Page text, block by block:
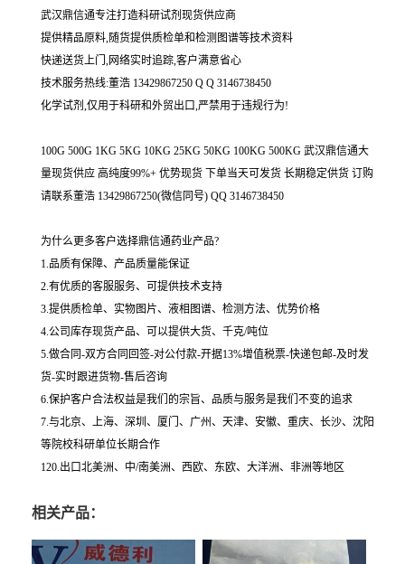
武汉鼎信通专注打造科研试剂现货供应商
提供精品原料,随货提供质检单和检测图谱等技术资料
快递送货上门,网络实时追踪,客户满意省心
技术服务热线:董浩 13429867250 Q Q 3146738450
化学试剂,仅用于科研和外贸出口,严禁用于违规行为!
100G 500G 1KG 5KG 10KG 25KG 50KG 100KG 500KG 武汉鼎信通大
量现货供应 高纯度99%+ 优势现货 下单当天可发货 长期稳定供货 订购
请联系董浩 13429867250(微信同号) QQ 3146738450
为什么更多客户选择鼎信通药业产品?
1.品质有保障、产品质量能保证
2.有优质的客服服务、可提供技术支持
3.提供质检单、实物图片、液相图谱、检测方法、优势价格
4.公司库存现货产品、可以提供大货、千克/吨位
5.做合同-双方合同回签-对公付款-开据13%增值税票-快递包邮-及时发
货-实时跟进货物-售后咨询
6.保护客户合法权益是我们的宗旨、品质与服务是我们不变的追求
7.与北京、上海、深圳、厦门、广州、天津、安徽、重庆、长沙、沈阳
等院校科研单位长期合作
120.出口北美洲、中/南美洲、西欧、东欧、大洋洲、非洲等地区
相关产品：